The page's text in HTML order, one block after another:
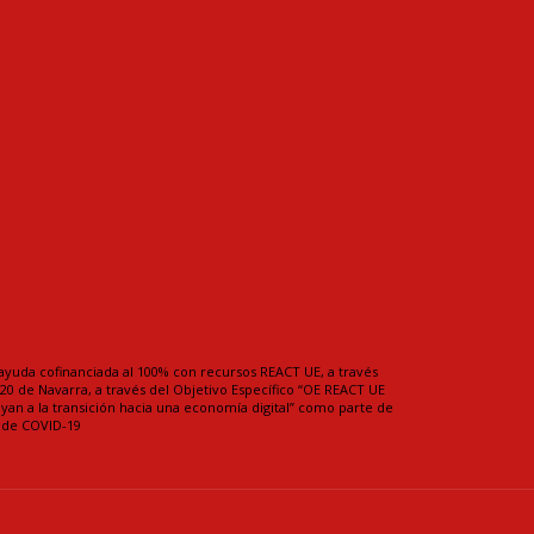
cofinanciada al 100% con recursos REACT UE, a través
de Navarra, a través del Objetivo Específico “OE REACT UE
a la transición hacia una economía digital” como parte de
COVID-19